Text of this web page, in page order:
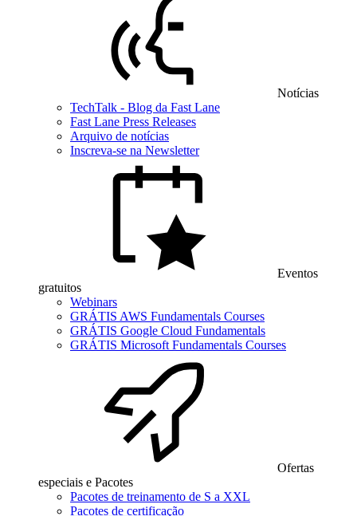
Notícias
TechTalk - Blog da Fast Lane
Fast Lane Press Releases
Arquivo de notícias
Inscreva-se na Newsletter
Eventos
gratuitos
Webinars
GRÁTIS AWS Fundamentals Courses
GRÁTIS Google Cloud Fundamentals
GRÁTIS Microsoft Fundamentals Courses
Ofertas
especiais e Pacotes
Pacotes de treinamento de S a XXL
Pacotes de certificação